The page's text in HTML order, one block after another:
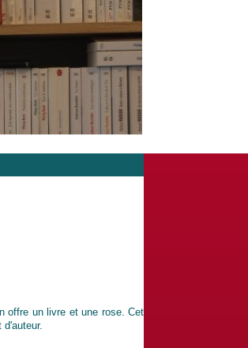
offre un livre et une rose. Cet